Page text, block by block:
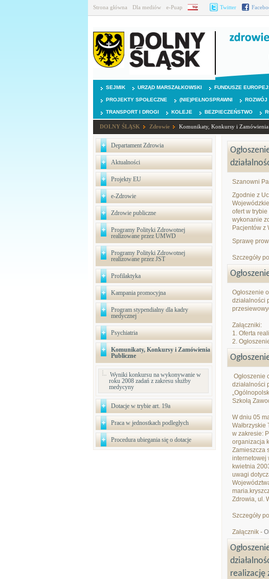
Strona główna Dla mediów e-Puap BIP Twitter
SEJMIK URZĄD MARSZAŁKOWSKI FUNDUSZE
PROJEKTY SPOŁECZNE (NIE)PEŁNOSPRAWNI ROZWÓJ
TRANSPORT I DROGI KOLEJE BEZPIECZEŃSTWO
DOLNY ŚLĄSK Zdrowie Komunikaty, Konkursy i
Departament Zdrowia
Aktualności
Projekty EU
e-Zdrowie
Zdrowie publiczne
Programy Polityki Zdrowotnej
realizowane przez UMWD
Programy Polityki Zdrowotnej
realizowane przez JST
Profilaktyka
Kampania promocyjna
Program stypendialny dla kadry
medycznej
Psychiatria
Komunikaty, Konkursy i Zamówienia
Publiczne
Wyniki konkursu na wykonywanie w
roku 2008 zadań z zakresu służby
medycyny
Dotacje w trybie art. 19a
Praca w jednostkach podległych
Procedura ubiegania się o dotacje
Szanowni
Zgodnie z
ofert w
wykonanie
Pacjentów z
Sprawę
Szczegóły
Ogłoszenie
działalności
Załączniki:
1. Oferta
2.
Ogłoszenie
działalności
Szkołą
W dniu 05
w zakresie:
organizacja
Zamieszcza
internetowej
kwietnia
uwagi
Zdrowia, ul.
Szczegóły
Załącznik -
realizację